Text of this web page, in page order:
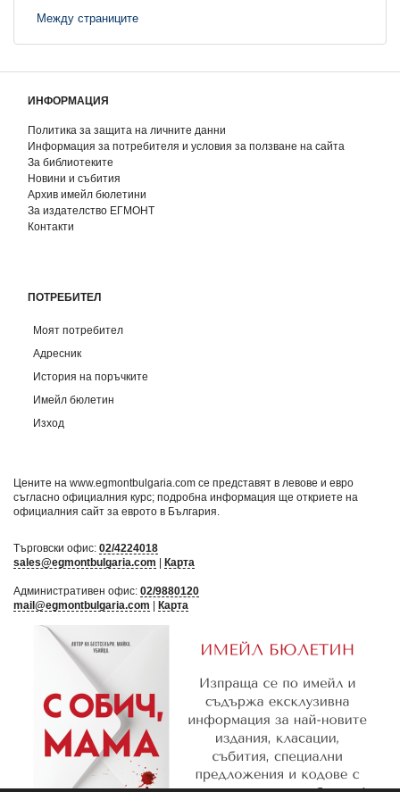
Между страниците
ИНФОРМАЦИЯ
Политика за защита на личните данни
Информация за потребителя и условия за ползване на сайта
За библиотеките
Новини и събития
Архив имейл бюлетини
За издателство ЕГМОНТ
Контакти
ПОТРЕБИТЕЛ
Моят потребител
Адресник
История на поръчките
Имейл бюлетин
Изход
Цените на www.egmontbulgaria.com се представят в левове и евро
съгласно официалния курс; подробна информация ще откриете на
официалния сайт за еврото в България
Търговски офис: 02/4224018
sales@egmontbulgaria.com
Карта
Административен офис: 02/9880120
mail@egmontbulgaria.com
Карта